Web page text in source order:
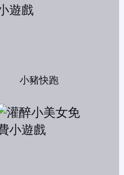
小豬快跑